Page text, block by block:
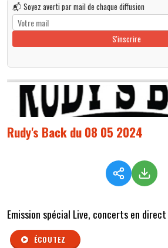
📬 Soyez averti par mail de chaque diffusion
S'inscrire
Rudy's Back du 08 05 2024
Emission spécial Live, concerts en
ÉCOUTEZ